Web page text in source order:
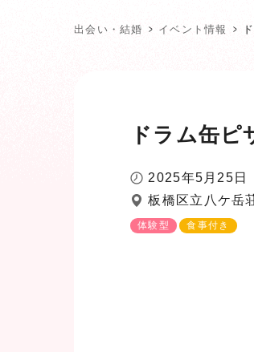
出会い・結婚 イベント情報
ドラム缶
2025年5月25日
板橋区立八ケ岳
体験型 食事付き